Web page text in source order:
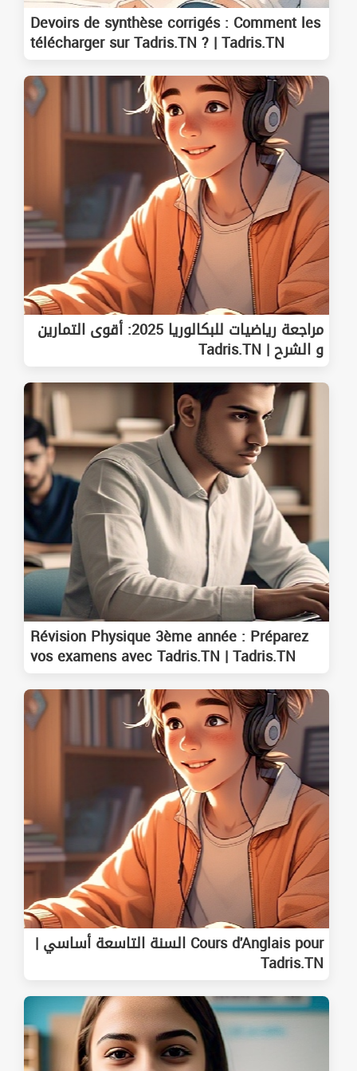
Devoirs de synthèse corrigés : Comment les
télécharger sur Tadris.TN ? | Tadris.TN
مراجعة رياضيات للبكالوريا 2025: أقوى التمارين
و الشرح | Tadris.TN
Révision Physique 3ème année : Préparez
vos examens avec Tadris.TN | Tadris.TN
Cours d'Anglais pour السنة التاسعة أساسي |
Tadris.TN